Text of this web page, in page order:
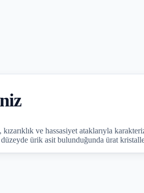
ve hassasiyet ataklarıyla
düzeyde ürik asit bulunduğunda ürat